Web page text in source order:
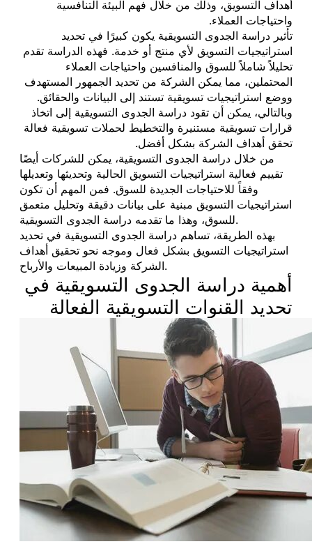
أهداف التسويق، وذلك من خلال فهم البيئة التنافسية
واحتياجات العملاء.
تأثير دراسة الجدوى التسويقية يكون كبيرًا في تحديد
استراتيجيات التسويق لأي منتج أو خدمة. فهذه الدراسة تقدم
تحليلاً شاملاً للسوق والمنافسين واحتياجات العملاء
المحتملين، مما يمكن الشركة من تحديد الجمهور المستهدف
ووضع استراتيجيات تسويقية تستند إلى البيانات والحقائق.
وبالتالي، يمكن أن تقود دراسة الجدوى التسويقية إلى اتخاذ
قرارات تسويقية مستنيرة والتخطيط لحملات تسويقية فعالة
تحقق أهداف الشركة بشكل أفضل.
من خلال دراسة الجدوى التسويقية، يمكن للشركات أيضًا
تقييم فعالية استراتيجيات التسويق الحالية وتحديثها وتعديلها
وفقاً للاحتياجات الجديدة للسوق. فمن المهم أن تكون
استراتيجيات التسويق مبنية على بيانات دقيقة وتحليل متعمق
للسوق، وهذا ما تقدمه دراسة الجدوى التسويقية.
بهذه الطريقة، تساهم دراسة الجدوى التسويقية في تحديد
استراتيجيات التسويق بشكل فعال وموجه نحو تحقيق أهداف
الشركة وزيادة المبيعات والأرباح.
أهمية دراسة الجدوى التسويقية في
تحديد القنوات التسويقية الفعالة